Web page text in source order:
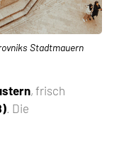
Stadtmauern
, frisch
. Die